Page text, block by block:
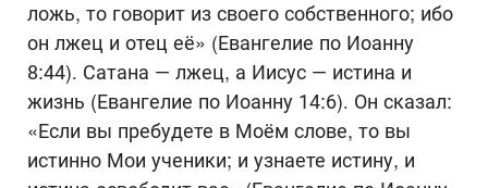
ложь, то говорит из своего собственного; ибо
он лжец и отец её» (Евангелие по Иоанну
8:44). Сатана — лжец, а Иисус — истина и
жизнь (Евангелие по Иоанну 14:6). Он сказал:
«Если вы пребудете в Моём слове, то вы
истинно Мои ученики; и узнаете истину, и